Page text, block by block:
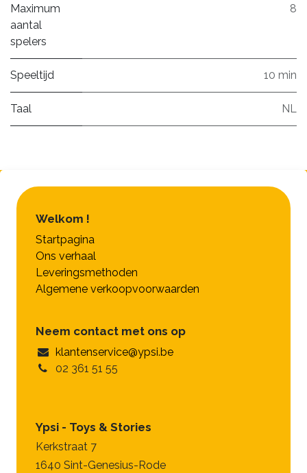
Maximum
aantal
spelers
8
Speeltijd 10 min
Taal NL
Welkom !
Startpagina
Ons verhaal
Leveringsmethoden
Algemene verkoopvoorwaarden
Neem contact met ons op
klantenservice@ypsi.be
02 361 51 55
Ypsi - Toys & Stories
Kerkstraat 7
1640 Sint-Genesius-Rode